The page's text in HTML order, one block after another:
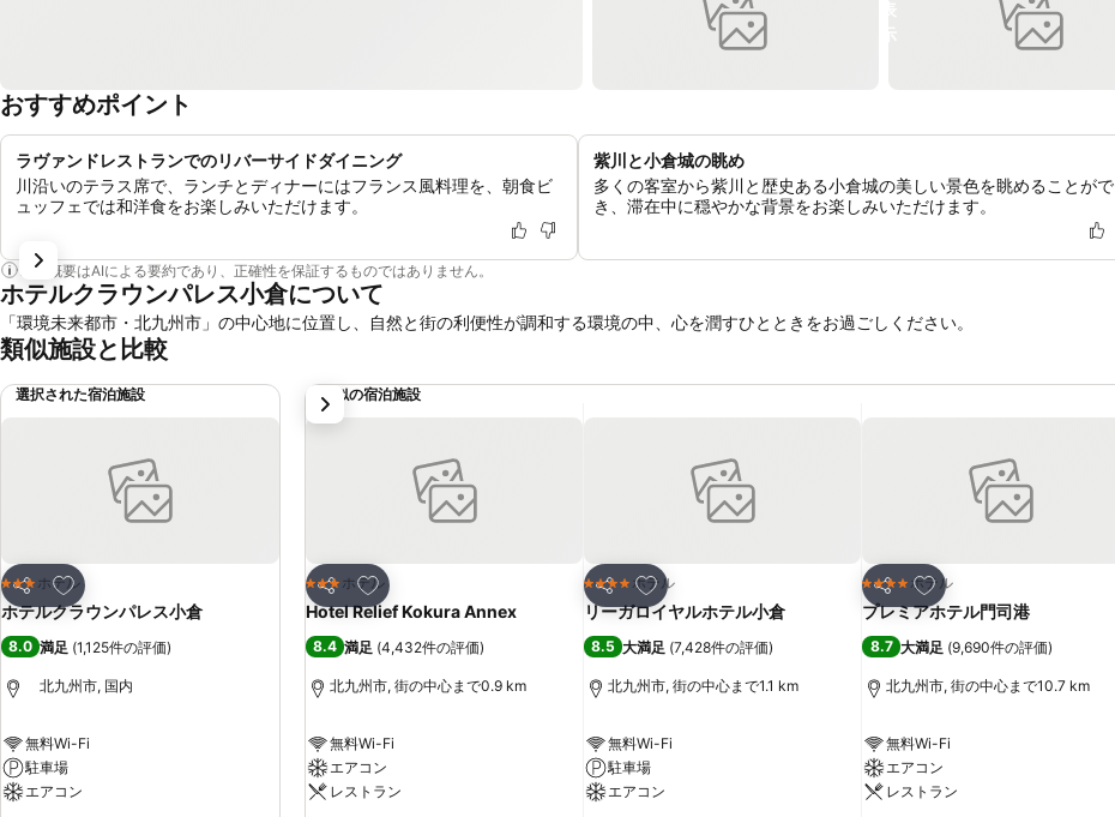
おすすめポイント
ラヴァンドレストランでのリバーサイドダイニング
川沿いのテラス席で、ランチとディナーにはフランス風料理を、朝食ビ
ュッフェでは和洋食をお楽しみいただけます。
紫川と小倉城の眺め
多くの客室から紫川と歴史ある小倉城の美しい景色を眺めることがで
き、滞在中に穏やかな背景をお楽しみいただけます。
この概要はAIによる要約であり、正確性を保証するものではありません。
ホテルクラウンパレス小倉について
「環境未来都市・北九州市」の中心地に位置し、自然と街の利便性が調和する環境の中、心を潤すひとときをお過ごしください。
類似施設と比較
選択された宿泊施設
シェア
お気に入りに追加
3 ホテルのランク
ホテル
ホテルクラウンパレス小倉
8.0 満足 (1,125件の評価)
北九州市, 国内
無料Wi-Fi
駐車場
エアコン
類似の宿泊施設
シェア
お気に入りに追加
3 ホテルのランク
ホテル
Hotel Relief Kokura Annex
8.4 満足 (4,432件の評価)
北九州市, 街の中心まで0.9 km
無料Wi-Fi
エアコン
レストラン
シェア
お気に入りに追加
4 ホテルのランク
ホテル
リーガロイヤルホテル小倉
8.5 大満足 (7,428件の評価)
北九州市, 街の中心まで1.1 km
無料Wi-Fi
駐車場
エアコン
シェア
お気に入りに追加
4 ホテルのランク
ホテル
プレミアホテル門司港
8.7 大満足 (9,690件の評価)
北九州市, 街の中心まで10.7 km
無料Wi-Fi
エアコン
レストラン
次